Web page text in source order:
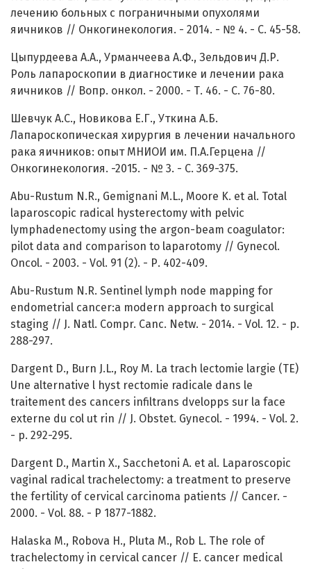
лечению больных с пограничными опухолями
яичников // Онкогинекология. - 2014. - № 4. - С. 45-58.
Цыпурдеева А.А., Урманчеева А.Ф., Зельдович Д.Р.
Роль лапароскопии в диагностике и лечении рака
яичников // Вопр. онкол. - 2000. - Т. 46. - С. 76-80.
Шевчук А.С., Новикова Е.Г., Уткина А.Б.
Лапароскопическая хирургия в лечении начального
рака яичников: опыт МНИОИ им. П.А.Герцена //
Онкогинекология. -2015. - № 3. - С. 369-375.
Abu-Rustum N.R., Gemignani M.L., Moore K. et al. Total
laparoscopic radical hysterectomy with pelvic
lymphadenectomy using the argon-beam coagulator:
pilot data and comparison to laparotomy // Gynecol.
Oncol. - 2003. - Vol. 91 (2). - Р. 402-409.
Abu-Rustum N.R. Sentinel lymph node mapping for
endometrial cancer:a modern approach to surgical
staging // J. Natl. Compr. Canc. Netw. - 2014. - Vol. 12. - р.
288-297.
Dargent D., Burn J.L., Roy M. La trach lectomie largie (TE)
Une alternative l hyst rectomie radicale dans le
traitement des cancers infiltrans dvelopps sur la face
externe du col ut rin // J. Obstet. Gynecol. - 1994. - Vol. 2.
- р. 292-295.
Dargent D., Martin X., Sacchetoni A. et al. Laparoscopic
vaginal radical trachelectomy: a treatment to preserve
the fertility of cervical carcinoma patients // Cancer. -
2000. - Vol. 88. - Р 1877-1882.
Halaska M., Robova H., Pluta M., Rob L. The role of
trachelectomy in cervical cancer // E. cancer medical